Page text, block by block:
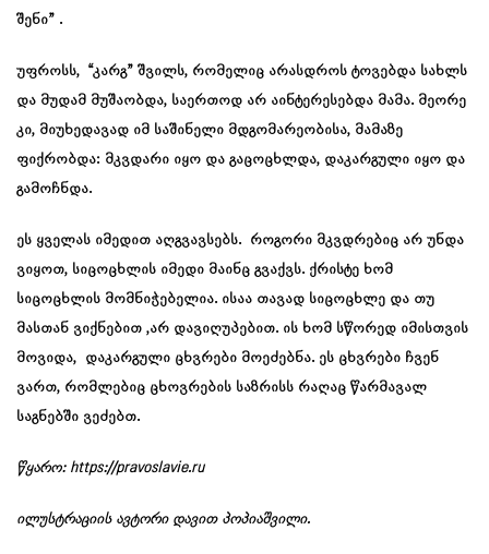
შენი” .
უფროსს, “კარგ” შვილს, რომელიც არასდროს ტოვებდა სახლს
და მუდამ მუშაობდა, საერთოდ არ აინტერესებდა მამა. მეორე
კი, მიუხედავად იმ საშინელი მდგომარეობისა, მამაზე
ფიქრობდა: მკვდარი იყო და გაცოცხლდა, დაკარგული იყო და
გამოჩნდა.
ეს ყველას იმედით აღგვავსებს. როგორი მკვდრებიც არ უნდა
ვიყოთ, სიცოცხლის იმედი მაინც გვაქვს. ქრისტე ხომ
სიცოცხლის მომნიჭებელია. ისაა თავად სიცოცხლე და თუ
მასთან ვიქნებით ,არ დავიღუპებით. ის ხომ სწორედ იმისთვის
მოვიდა, დაკარგული ცხვრები მოეძებნა. ეს ცხვრები ჩვენ
ვართ, რომლებიც ცხოვრების საზრისს რაღაც წარმავალ
საგნებში ვეძებთ.
წყარო: https://pravoslavie.ru
ილუსტრაციის ავტორი დავით პოპიაშვილი.